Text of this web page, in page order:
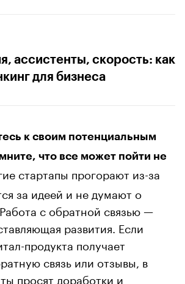
ассистенты, скорость: как
для бизнеса
к своим потенциальным
что все может пойти не
стартапы прогорают из-за
за идеей и не думают о
с обратной связью —
развития. Если
продукта получает
связь или отзывы, в
просят доработки и